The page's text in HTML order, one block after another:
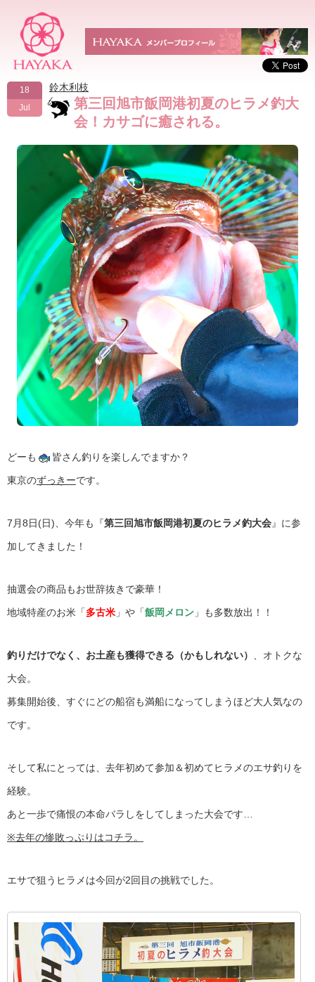
18
Jul
鈴木利枝
第三回旭市飯岡港初夏のヒラメ釣大
会！カサゴに癒される。
どーも 皆さん釣りを楽しんでますか？
東京のずっきーです。
7月8日(日)、今年も『第三回旭市飯岡港初夏のヒラメ釣大会』に参
加してきました！
抽選会の商品もお世辞抜きで豪華！
地域特産のお米「多古米 」や「飯岡メロン 」も多数放出！！
釣りだけでなく、お土産も獲得できる（かもしれない） 、オトクな
大会。
募集開始後、すぐにどの船宿も満船になってしまうほど大人気なの
です。
そして私にとっては、去年初めて参加＆初めてヒラメのエサ釣りを
経験。
あと一歩で痛恨の本命バラしをしてしまった大会です…
※去年の惨敗っぷりはコチラ。
エサで狙うヒラメは今回が2回目の挑戦でした。